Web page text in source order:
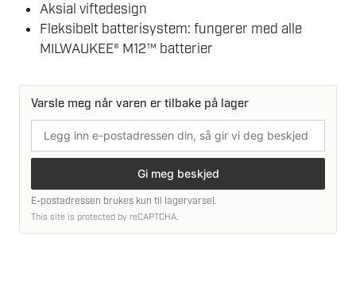
Aksial viftedesign
Fleksibelt batterisystem: fungerer med alle
MILWAUKEE® M12™ batterier
Varsle meg når varen er tilbake på lager
postadresse
Gi meg beskjed
E-postadressen brukes kun til lagervarsel.
This site is protected by reCAPTCHA.